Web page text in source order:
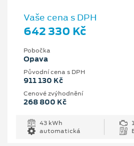
Vaše cena s DPH
642 330 Kč
Pobočka
Opava
Původní cena s DPH
911 130 Kč
Cenové zvýhodnění
268 800 Kč
43 kWh
automatická